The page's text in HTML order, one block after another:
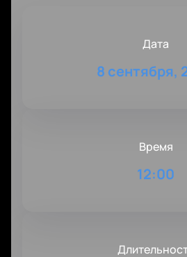
Дата
8 сентября,
Время
12:00